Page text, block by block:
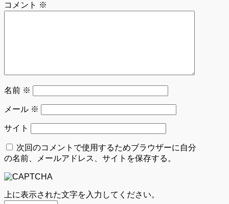
コメント ※
名前 ※
メール ※
サイト
次回のコメントで使用するためブラウザーに自分
の名前、メールアドレス、サイトを保存する。
上に表示された文字を入力してください。